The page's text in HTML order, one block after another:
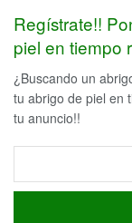
Regístrate!!
piel en tiempo
¿Buscando un
tu abrigo de piel en
tu anuncio!!